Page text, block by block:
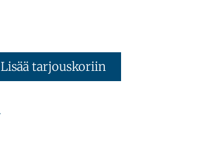
Lisää tarjouskoriin